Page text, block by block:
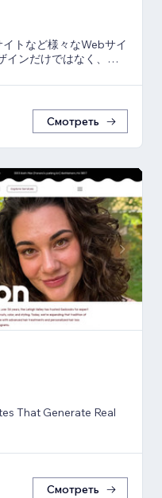
トなど様々なWebサイ
インだけではなく、マ
Смотреть
That Generate Real
Смотреть